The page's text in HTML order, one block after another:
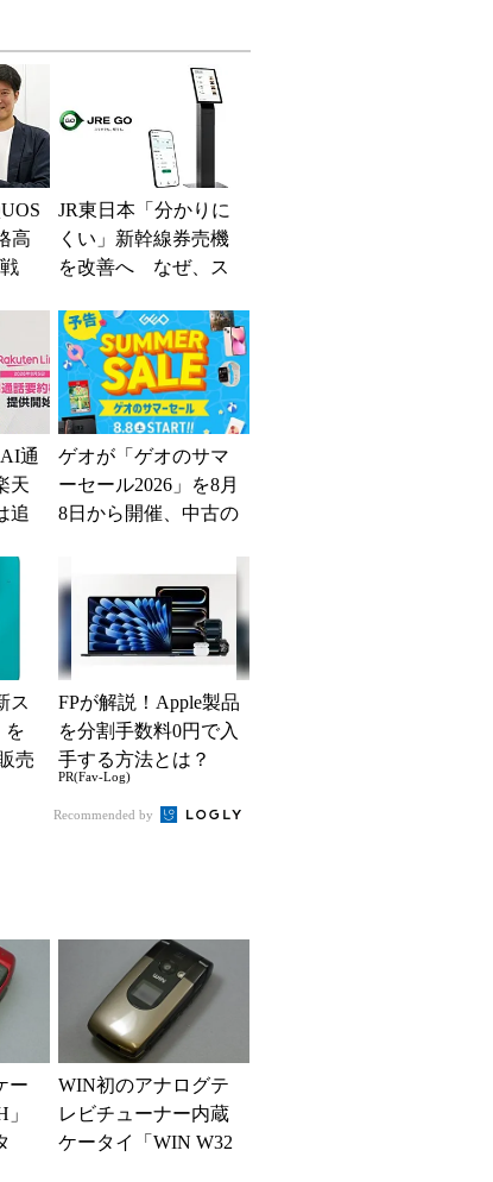
高
JR東日本「分かりに
くい」新幹線券売機
を改善へ なぜ、ス
の最短1分購入」を実
現？
通
天
追
ゲオが「ゲオのサマ
ーセール2026」を8月
8日から開催、中古の
ス
を
売
FPが解説！Apple製品
を分割手数料0円で入
手する方法とは？
PR(Fav-Log)
Recommended by
ー
WIN初のアナログテ
レビチューナー内蔵
ケータイ「WIN W32